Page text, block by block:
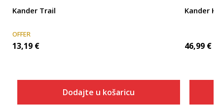
Kander Trail
OFFER
13,19 €
Dodajte u košaricu
Kander
46,99 €